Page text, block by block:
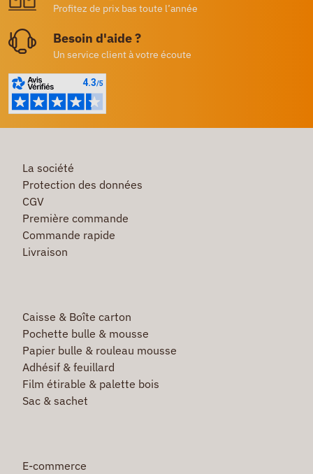
Profitez de prix bas toute l’année
Besoin d'aide ?
Un service client à votre écoute
La société
Protection des données
CGV
Première commande
Commande rapide
Livraison
Caisse & Boîte carton
Pochette bulle & mousse
Papier bulle & rouleau mousse
Adhésif & feuillard
Film étirable & palette bois
Sac & sachet
E-commerce